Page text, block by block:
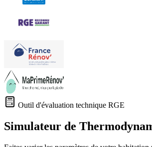
Outil d'évaluation technique RGE
Simulateur de